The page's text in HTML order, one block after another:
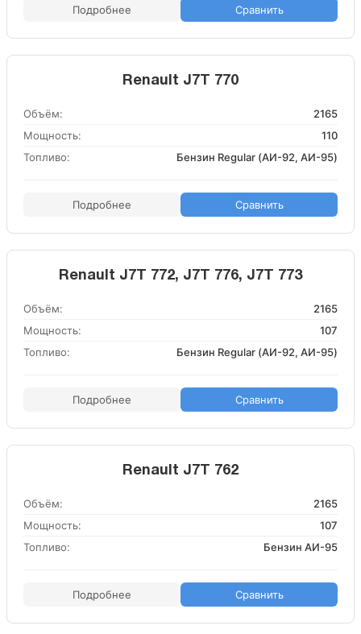
Подробнее Сравнить
Renault J7T 770
Объём:
2165
Мощность:
110
Топливо:
Бензин Regular (АИ-92, АИ-95)
Подробнее Сравнить
Renault J7T 772, J7T 776, J7T 773
Объём:
2165
Мощность:
107
Топливо:
Бензин Regular (АИ-92, АИ-95)
Подробнее Сравнить
Renault J7T 762
Объём:
2165
Мощность:
107
Топливо:
Бензин АИ-95
Подробнее Сравнить